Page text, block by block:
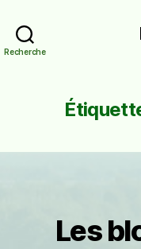
Recherche
Les